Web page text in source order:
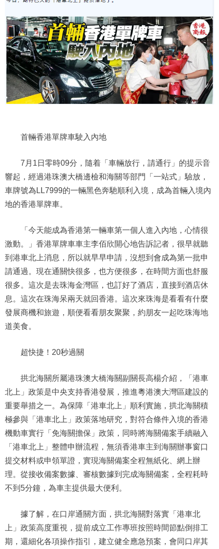
首輛香港單牌車駛入內地
7月1日零時09分，隨着「車輛放行，請通行」的提示音
響起，經過港珠澳大橋邊檢和海關等部門「一站式」驗放，
車牌號為LL7999的一輛黑色奔馳順利入境，成為首輛入境內
地的香港單牌車。
「今天能成為香港第一輛車第一個人進入內地，心情很
激動。」香港單牌車車主李佰欣開心地告訴記者，很早就聽
到港車北上消息，所以就早早申請，沒想到會成為第一批申
請通過。現在通關快很多，也方便很多，在時間方面也舒服
很多。這次是去珠海金灣區，也訂好了酒店，直接到酒店休
息。這次在珠海呆兩天就回香港。這次來珠海是看看有什麼
發展商機和旅遊，順便看看朋友聚聚，約朋友一起吃珠海地
道美食。
超快捷！20秒過關
拱北海關所屬港珠澳大橋海關副關長高楊介紹，「港車
北上」政策是中央支持香港發展，推進粵港澳大灣區建設的
重要舉措之一。為保障「港車北上」順利實施，拱北海關積
極參與「港車北上」政策落地研究，對符合條件入境的香港
機動車實行「免海關擔保」政策，同時將海關備案手續融入
「港車北上」整體申辦流程，無須香港車主到海關辦事窗口
提交材料或申領單證，實現海關備案全程無紙化、網上辦
理。從接收備案數據、審核數據到完成海關備案，全程耗時
不到5分鐘，為車主提供最大便利。
據了解，在口岸通關方面，拱北海關對落實「港車北
上」政策高度重視，提前成立工作專班按照時間節點倒排工
期，還細化各項操作指引，建立健全應急預案，會同口岸其